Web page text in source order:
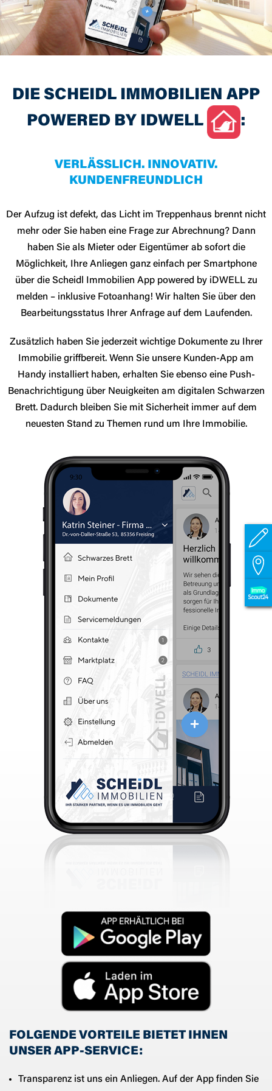
DIE SCHEIDL IMMOBILIEN APP
POWERED BY IDWELL
:
VERLÄSSLICH. INNOVATIV.
KUNDENFREUNDLICH
Der Aufzug ist defekt, das Licht im Treppenhaus brennt nicht
mehr oder Sie haben eine Frage zur Abrechnung? Dann
haben Sie als Mieter oder Eigentümer ab sofort die
Möglichkeit, Ihre Anliegen ganz einfach per Smartphone
über die Scheidl Immobilien App powered by iDWELL zu
melden – inklusive Fotoanhang! Wir halten Sie über den
Bearbeitungsstatus Ihrer Anfrage auf dem Laufenden.
Zusätzlich haben Sie jederzeit wichtige Dokumente zu Ihrer
Immobilie griffbereit. Wenn Sie unsere Kunden-App am
Handy installiert haben, erhalten Sie ebenso eine Push-
Benachrichtigung über Neuigkeiten am digitalen Schwarzen
Brett. Dadurch bleiben Sie mit Sicherheit immer auf dem
neuesten Stand zu Themen rund um Ihre Immobilie.
FOLGENDE VORTEILE BIETET IHNEN
UNSER APP-SERVICE:
Transparenz ist uns ein Anliegen. Auf der App finden Sie